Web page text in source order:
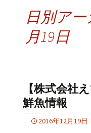
日別アー
月19日
【株式会社
鮮魚情報
2016年12月19日